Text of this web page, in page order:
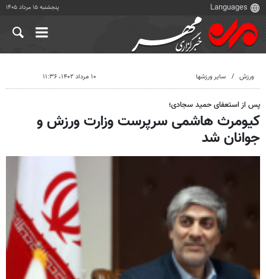
پنجشنبه ۱۵ مرداد ۱۴۰۵
ورزش سایر ورزشها ۱۰ مرداد ۱۴۰۲، ۱۱:۳۶
پس از استعفای حمید سجادی؛
کیومرث هاشمی سرپرست وزارت ورزش و
جوانان شد